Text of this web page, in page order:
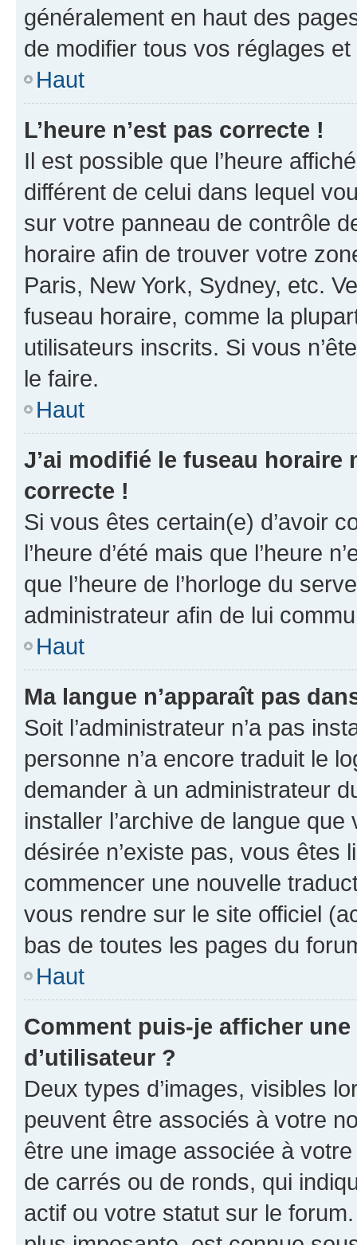
généralement en haut des
de modifier tous vos réglages
Haut
L’heure n’est pas correcte !
Il est possible que l’heure
différent de celui dans lequel
sur votre panneau de contrôle
horaire afin de trouver votre
Paris, New York, Sydney, etc.
fuseau horaire, comme la
utilisateurs inscrits. Si vous
le faire.
Haut
J’ai modifié le fuseau horaire
correcte !
Si vous êtes certain(e) d’avoir
l’heure d’été mais que l’heure
que l’heure de l’horloge du
administrateur afin de lui
Haut
Ma langue n’apparaît pas
Soit l’administrateur n’a pas
personne n’a encore traduit le
demander à un administrateur
installer l’archive de langue
désirée n’existe pas, vous êtes
commencer une nouvelle
vous rendre sur le site officiel
bas de toutes les pages du
Haut
Comment puis-je afficher
d’utilisateur ?
Deux types d’images, visibles
peuvent être associés à votre
être une image associée à
de carrés ou de ronds, qui
actif ou votre statut sur le